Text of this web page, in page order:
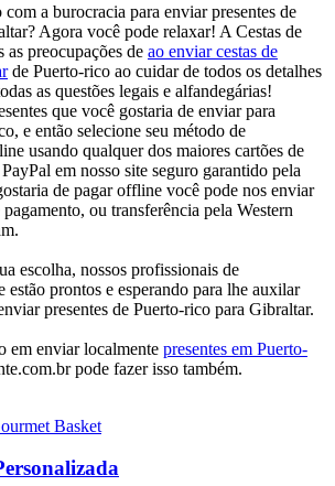
com a burocracia para enviar presentes de
Agora você pode relaxar! A Cestas de
as preocupações de ao enviar cestas de
de Puerto-rico ao cuidar de todos os detalhes
as questões legais e alfandegárias!
que você gostaria de enviar para
e então selecione seu método de
usando qualquer dos maiores cartões de
em nosso site seguro garantido pela
de pagar offline você pode nos enviar
ou transferência pela Western
escolha, nossos profissionais de
estão prontos e esperando para lhe auxilar
presentes de Puerto-rico para Gibraltar.
em enviar localmente presentes em Puerto-
pode fazer isso também.